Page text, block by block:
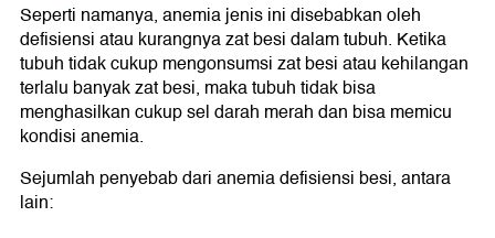
Seperti namanya, anemia jenis ini disebabkan oleh
defisiensi atau kurangnya zat besi dalam tubuh. Ketika
tubuh tidak cukup mengonsumsi zat besi atau kehilangan
terlalu banyak zat besi, maka tubuh tidak bisa
menghasilkan cukup sel darah merah dan bisa memicu
kondisi anemia.
Sejumlah penyebab dari anemia defisiensi besi, antara
lain: